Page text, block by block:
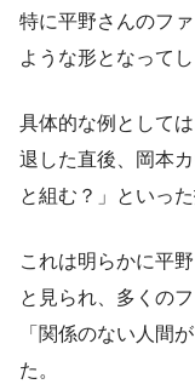
特に平野さんのフ
ような形となってし
具体的な例として
退した直後、岡本
と組む？」といっ
これは明らかに平
と見られ、多くの
「関係のない人間
た。